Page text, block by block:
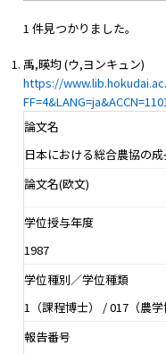
1 件見つかりました。
禹,暎均 (ウ,ヨンキュン)
https://
論文名
日本における総合農協の
論文名(欧文)
学位授与年度
1987
学位種別／学位種類
1（課程博士） / 017（農学
報告番号